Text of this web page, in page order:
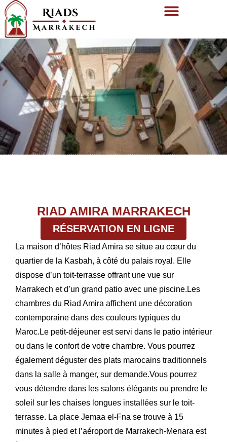
RIAD AMIRA MARRAKECH
RÉSERVATION EN LIGNE
La maison d’hôtes Riad Amira se situe au cœur du
quartier de la Kasbah, à côté du palais royal. Elle
dispose d’un toit-terrasse offrant une vue sur
Marrakech et d’un grand patio avec une piscine.Les
chambres du Riad Amira affichent une décoration
contemporaine dans des couleurs typiques du
Maroc.Le petit-déjeuner est servi dans le patio intérieur
ou dans le confort de votre chambre. Vous pourrez
également déguster des plats marocains traditionnels
dans la salle à manger, sur demande.Vous pourrez
vous détendre dans les salons élégants ou prendre le
soleil sur les chaises longues installées sur le toit-
terrasse. La place Jemaa el-Fna se trouve à 15
minutes à pied et l’aéroport de Marrakech-Menara est